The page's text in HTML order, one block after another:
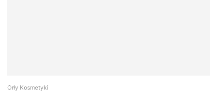
Orły Kosmetyki